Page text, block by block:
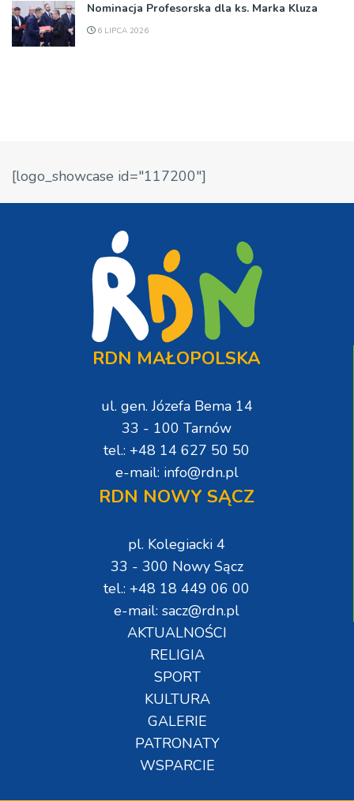
Nominacja Profesorska dla ks. Marka Kluza
6 LIPCA 2026
[logo_showcase id="117200"]
RDN MAŁOPOLSKA
ul. gen. Józefa Bema 14
33 - 100 Tarnów
tel.: +48 14 627 50 50
e-mail: info@rdn.pl
RDN NOWY SĄCZ
pl. Kolegiacki 4
33 - 300 Nowy Sącz
tel.: +48 18 449 06 00
e-mail: sacz@rdn.pl
AKTUALNOŚCI
RELIGIA
SPORT
KULTURA
GALERIE
PATRONATY
WSPARCIE